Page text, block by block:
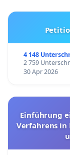
4 148
2 759
30 Apr 2026
Einführung
Verfahrens in